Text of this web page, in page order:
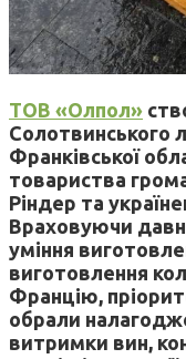
ТОВ «Олпол»
Солотвинського
Франківської
товариства
Ріндер та
Враховуючи
уміння
виготовлення
Францію,
обрали
витримки вин,